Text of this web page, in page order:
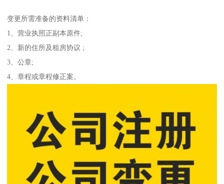
变更所需准备的资料清单：
1、营业执照正副本原件;
2、新的住所及租房协议 ;
3、公章;
4、章程或章程修正案。